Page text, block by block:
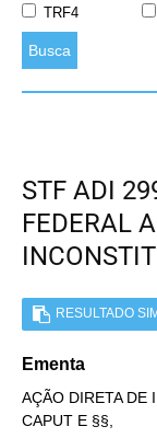
TRF4
Busca
STF ADI
FEDERAL
RESULTADO
Ementa
AÇÃO DIRETA DE
CAPUT E §§,